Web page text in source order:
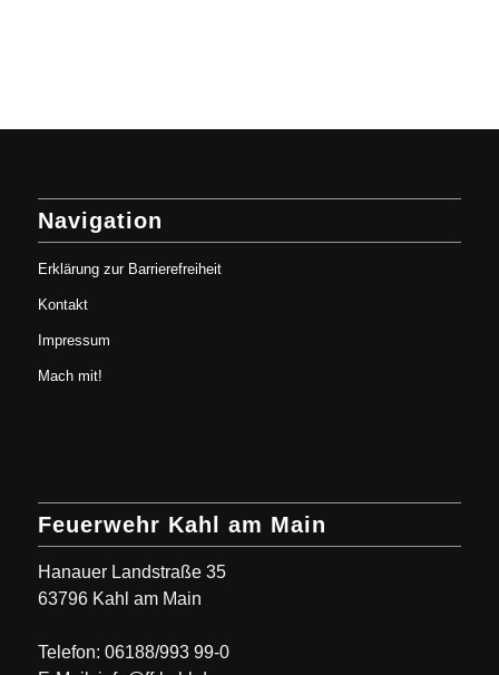
Navigation
Erklärung zur Barrierefreiheit
Kontakt
Impressum
Mach mit!
Feuerwehr Kahl am Main
Hanauer Landstraße 35
63796 Kahl am Main
Telefon: 06188/993 99-0